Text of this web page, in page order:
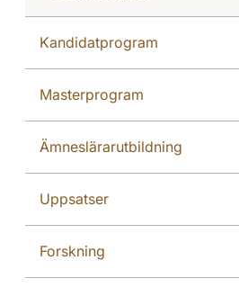
Kandidatprogram
Masterprogram
Ämneslärarutbildning
Uppsatser
Forskning